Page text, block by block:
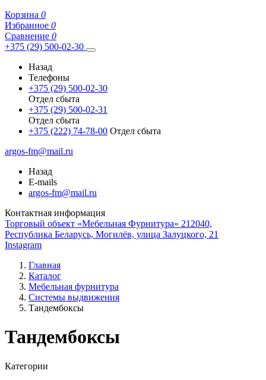
Корзина 0
Избранное 0
Сравнение 0
+375 (29) 500-02-30
Назад
Телефоны
+375 (29) 500-02-30
Отдел сбыта
+375 (29) 500-02-31
Отдел сбыта
+375 (222) 74-78-00 Отдел сбыта
argos-fm@mail.ru
Назад
E-mails
argos-fm@mail.ru
Контактная информация
Торговый объект «Мебельная Фурнитура» 212040,
Республика Беларусь, Могилёв, улица Залуцкого, 21
Instagram
Главная
Каталог
Мебельная фурнитура
Системы выдвижения
Тандембоксы
Тандембоксы
Категории